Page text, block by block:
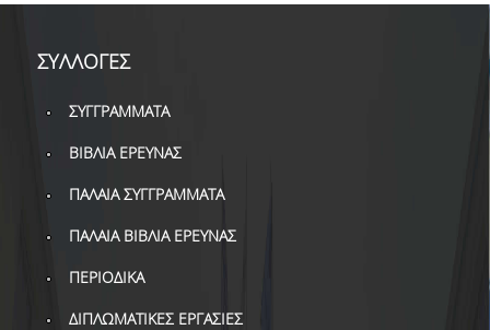
ΣΥΛΛΟΓΕΣ
ΣΥΓΓΡΑΜΜΑΤΑ
ΒΙΒΛΙΑ ΕΡΕΥΝΑΣ
ΠΑΛΑΙΑ ΣΥΓΓΡΑΜΜΑΤΑ
ΠΑΛΑΙΑ ΒΙΒΛΙΑ ΕΡΕΥΝΑΣ
ΠΕΡΙΟΔΙΚΑ
ΔΙΠΛΩΜΑΤΙΚΕΣ ΕΡΓΑΣΙΕΣ